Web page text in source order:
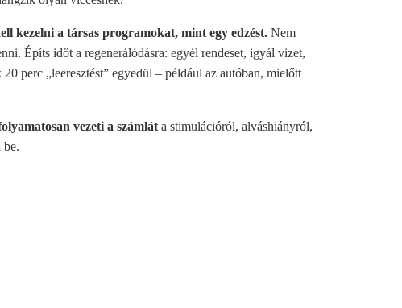
kezelni a társas programokat, mint egy edzést. Nem
Építs időt a regenerálódásra: egyél rendeset, igyál vizet,
perc „leeresztést” egyedül – például az autóban, mielőtt
vezeti a számlát a stimulációról, alváshiányról,
be.